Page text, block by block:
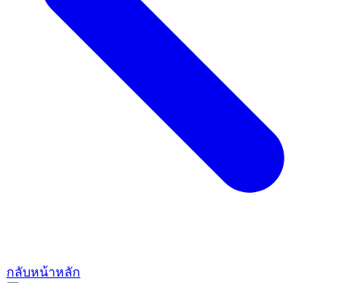
กลับหน้าหลัก